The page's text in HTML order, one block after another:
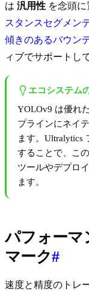
は 汎用性 を念頭に
スタンスセグメン
傾きのあるバウン
ィブでサポートし
エコシステム
YOLOv9 は優れ
プラインにネイ
ます。Ultralytics
することで、こ
ツールやデプロ
ます。
パフォーマ
マーク#
速度と精度のトレ